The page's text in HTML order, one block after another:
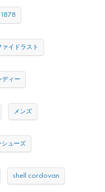
1878
ァイドラスト
ディー
メンズ
シューズ
shell cordovan